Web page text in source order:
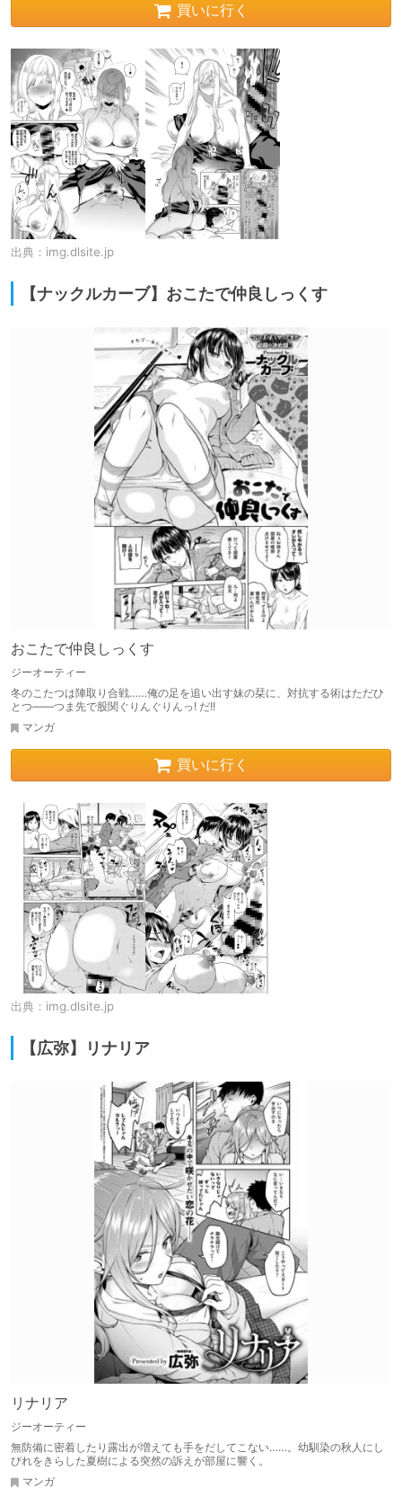
買いに行く
出典： img.dlsite.jp
【ナックルカーブ】おこたで仲良しっくす
おこたで仲良しっくす
ジーオーティー
冬のこたつは陣取り合戦……俺の足を追い出す妹の栞に、対抗する術はただひ
とつ――つま先で股関ぐりんぐりんっ! だ!!
マンガ
買いに行く
出典： img.dlsite.jp
【広弥】リナリア
リナリア
ジーオーティー
無防備に密着したり露出が増えても手をだしてこない……。幼馴染の秋人にし
びれをきらした夏樹による突然の訴えが部屋に響く。
マンガ